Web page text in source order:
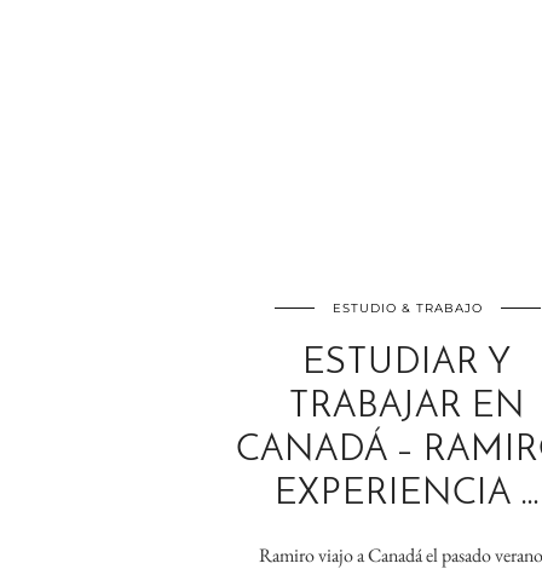
ESTUDIO & TRABAJO
ESTUDIAR Y
TRABAJAR EN
CANADÁ –
EXPERIENCIA …
Ramiro viajo a Canadá el pasado